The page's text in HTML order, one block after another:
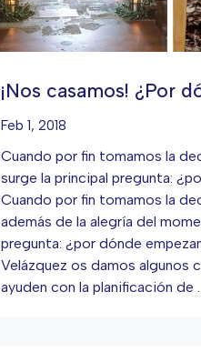
¡Nos casamos! ¿Por
Feb 1, 2018
Cuando por fin tomamos la
surge la principal pregunta:
Cuando por fin tomamos la
además de la alegría del
pregunta: ¿por dónde
Velázquez os damos algunos
ayuden con la planificación de